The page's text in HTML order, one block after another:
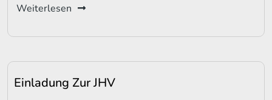
Weiterlesen
Einladung Zur JHV